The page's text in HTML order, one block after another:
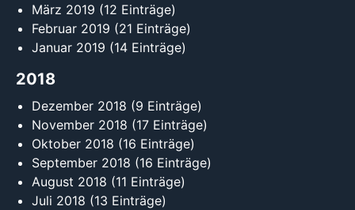
März 2019 (12 Einträge)
Februar 2019 (21 Einträge)
Januar 2019 (14 Einträge)
2018
Dezember 2018 (9 Einträge)
November 2018 (17 Einträge)
Oktober 2018 (16 Einträge)
September 2018 (16 Einträge)
August 2018 (11 Einträge)
Juli 2018 (13 Einträge)